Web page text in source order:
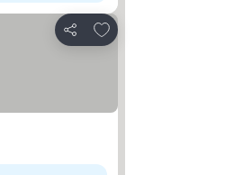
Partilhar
Adicionar aos favoritos